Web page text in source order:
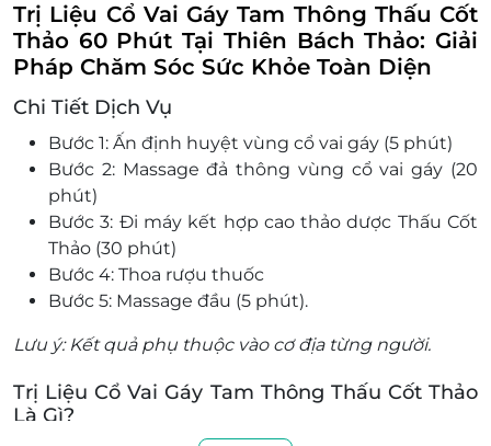
Trị Liệu Cổ Vai Gáy Tam Thông Thấu Cốt
Thảo 60 Phút Tại Thiên Bách Thảo: Giải
Pháp Chăm Sóc Sức Khỏe Toàn Diện
Chi Tiết Dịch Vụ
Bước 1: Ấn định huyệt vùng cổ vai gáy (5 phút)
Bước 2: Massage đả thông vùng cổ vai gáy (20
phút)
Bước 3: Đi máy kết hợp cao thảo dược Thấu Cốt
Thảo (30 phút)
Bước 4: Thoa rượu thuốc
Bước 5: Massage đầu (5 phút).
Lưu ý: Kết quả phụ thuộc vào cơ địa từng người.
Trị Liệu Cổ Vai Gáy Tam Thông Thấu Cốt Thảo
Là Gì?